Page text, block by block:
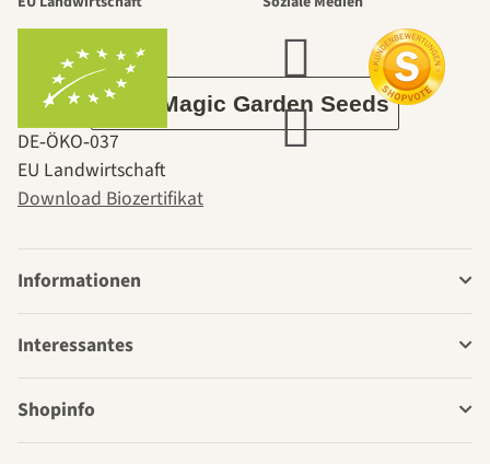
Garten
Über Magic Garden Seeds
DE‑ÖKO‑037
EU Landwirtschaft
Download Biozertifikat
Informationen
Interessantes
Shopinfo